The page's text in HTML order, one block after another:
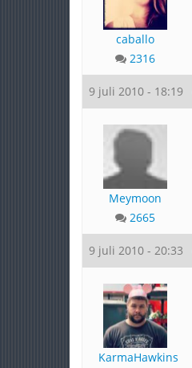
caballo
2316
9 juli 2010 - 18:19
Meymoon
2665
9 juli 2010 - 20:33
KarmaHawkins